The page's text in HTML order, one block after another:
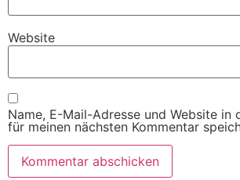
Website
Name, E-Mail-Adresse und Website in
für meinen nächsten Kommentar